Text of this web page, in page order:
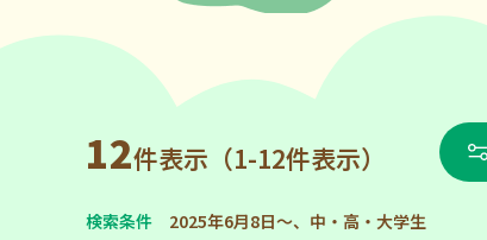
12件表示（1-12件表示）
検索条件 2025年6月8日～、中・高・大学生